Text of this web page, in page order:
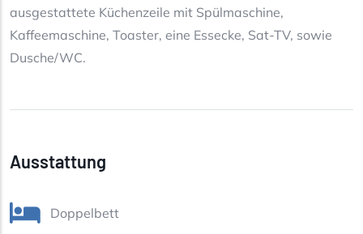
ausgestattete Küchenzeile mit Spülmaschine,
Kaffeemaschine, Toaster, eine Essecke, Sat-TV, sowie
Dusche/WC.
Ausstattung
Doppelbett